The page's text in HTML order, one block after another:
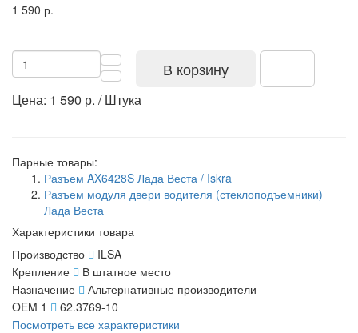
1 590 р.
В корзину
Цена: 1 590 р. / Штука
Парные товары:
Разъем AX6428S Лада Веста / Iskra
Разъем модуля двери водителя (стеклоподъемники)
Лада Веста
Характеристики товара
Производство
ILSA
Крепление
В штатное место
Назначение
Альтернативные производители
OEM 1
62.3769-10
Посмотреть все характеристики